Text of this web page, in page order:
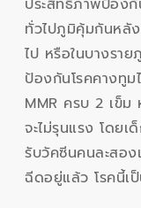
ทั่วไปภูมิคุ้มกันหลั
ไป หรือในบางรา
ป้องกันโรคคางทู
MMR ครบ 2 เข็ม
จะไม่รุนแรง โดยเ
รับวัคซีนคนละสอ
ฉีดอยู่แล้ว โรคนี้เ